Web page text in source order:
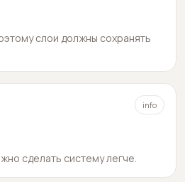
слои должны сохранять
info
сделать систему легче.